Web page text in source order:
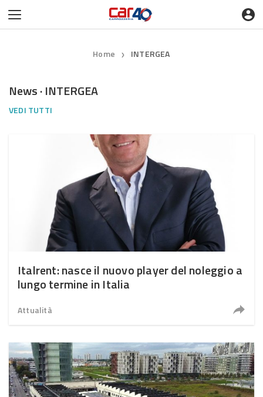
Home ❯ INTERGEA
News · INTERGEA
VEDI TUTTI
Italrent: nasce il nuovo player del noleggio a
lungo termine in Italia
Attualità